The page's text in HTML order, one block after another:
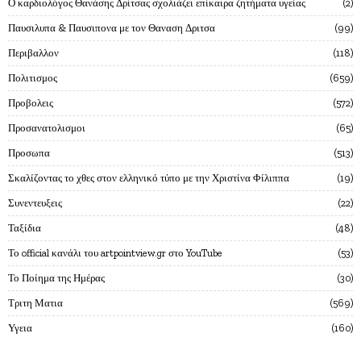
Ο καρδιολόγος Θανάσης Δρίτσας σχολιάζει επίκαιρα ζητήματα υγείας 2
Παυσιλυπα & Παυσιπονα με τον Θαναση Δριτσα 99
Περιβαλλον 118
Πολιτισμος 659
Προβολεις 572
Προσανατολισμοι 65
Προσωπα 513
Σκαλίζοντας το χθες στον ελληνικό τύπο με την Χριστίνα Φίλιππα 19
Συνεντευξεις 22
Ταξίδια 48
Το official κανάλι του artpointview.gr στο YouTube 53
Το Ποίημα της Ημέρας 30
Τριτη Ματια 569
Υγεια 160